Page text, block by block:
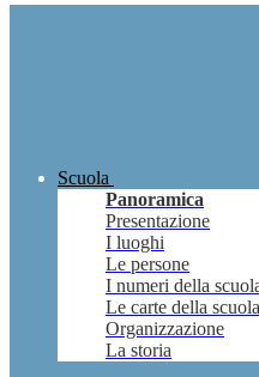
Scuola
Panoramica
Presentazione
I luoghi
Le persone
I numeri della
Le carte della scuola
Organizzazione
La storia